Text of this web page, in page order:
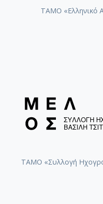
ΤΑΜΟ «Ελληνικό
ΤΑΜΟ «Συλλογή